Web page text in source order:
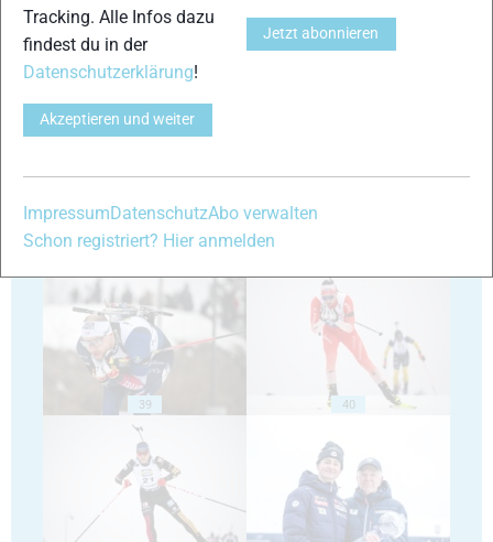
37
39 40
Tracking. Alle Infos dazu
findest du in der
Datenschutzerklärung!
Akzeptieren und weiter
Jetzt abonnieren
Impressum DatenschutzAbo verwalten
Schon registriert? Hier anmelden